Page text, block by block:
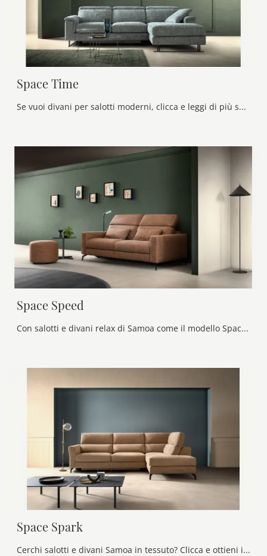
Space Time
Se vuoi divani per salotti moderni, clicca e leggi di più sul modello Space Time in tessuto del brand Samoa.
Space Speed
Con salotti e divani relax di Samoa come il modello Space Speed in tessuto, potrai completare il tuo concept d'arredo.
Space Spark
Cerchi salotti e divani Samoa in tessuto? Clicca e ottieni informazioni sul modello Space Spark per spazi moderni.